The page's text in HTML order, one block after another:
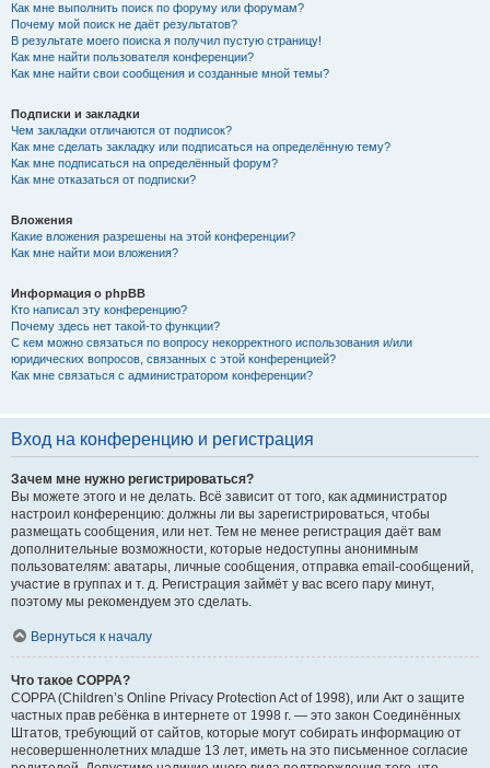
Как мне выполнить поиск по форуму или форумам?
Почему мой поиск не даёт результатов?
В результате моего поиска я получил пустую страницу!
Как мне найти пользователя конференции?
Как мне найти свои сообщения и созданные мной темы?
Подписки и закладки
Чем закладки отличаются от подписок?
Как мне сделать закладку или подписаться на определённую тему?
Как мне подписаться на определённый форум?
Как мне отказаться от подписки?
Вложения
Какие вложения разрешены на этой конференции?
Как мне найти мои вложения?
Информация о phpBB
Кто написал эту конференцию?
Почему здесь нет такой-то функции?
С кем можно связаться по вопросу некорректного использования и/или
юридических вопросов, связанных с этой конференцией?
Как мне связаться с администратором конференции?
Вход на конференцию и регистрация
Зачем мне нужно регистрироваться?
Вы можете этого и не делать. Всё зависит от того, как администратор
настроил конференцию: должны ли вы зарегистрироваться, чтобы
размещать сообщения, или нет. Тем не менее регистрация даёт вам
дополнительные возможности, которые недоступны анонимным
пользователям: аватары, личные сообщения, отправка email-сообщений,
участие в группах и т. д. Регистрация займёт у вас всего пару минут,
поэтому мы рекомендуем это сделать.
Вернуться к началу
Что такое COPPA?
COPPA (Children’s Online Privacy Protection Act of 1998), или Акт о защите
частных прав ребёнка в интернете от 1998 г. — это закон Соединённых
Штатов, требующий от сайтов, которые могут собирать информацию от
несовершеннолетних младше 13 лет, иметь на это письменное согласие